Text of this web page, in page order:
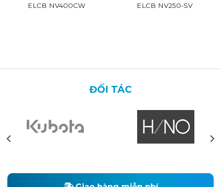
ELCB NV400CW ELCB NV250-SV
ĐỐI TÁC